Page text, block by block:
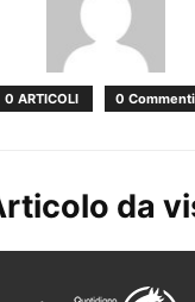
0 ARTICOLI 0 Commenti
da